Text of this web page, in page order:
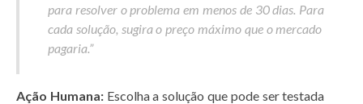
para resolver o problema em menos de 30 dias. Para
cada solução, sugira o preço máximo que o mercado
pagaria.”
Ação Humana:Escolha a solução que pode ser testada